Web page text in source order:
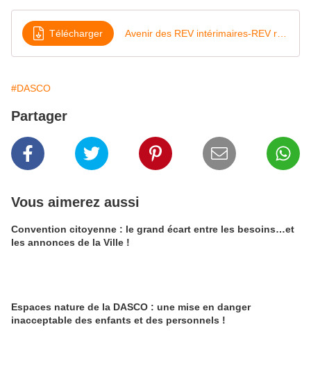
Télécharger
#DASCO
Partager
Vous aimerez aussi
Convention citoyenne : le grand écart entre les besoins…et
les annonces de la Ville !
Espaces nature de la DASCO : une mise en danger
inacceptable des enfants et des personnels !